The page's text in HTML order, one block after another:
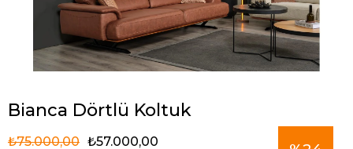
Bianca Dörtlü Koltuk
₺75.000,00 ₺57.000,00